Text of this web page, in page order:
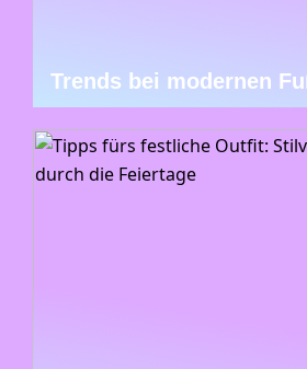
Trends bei modernen